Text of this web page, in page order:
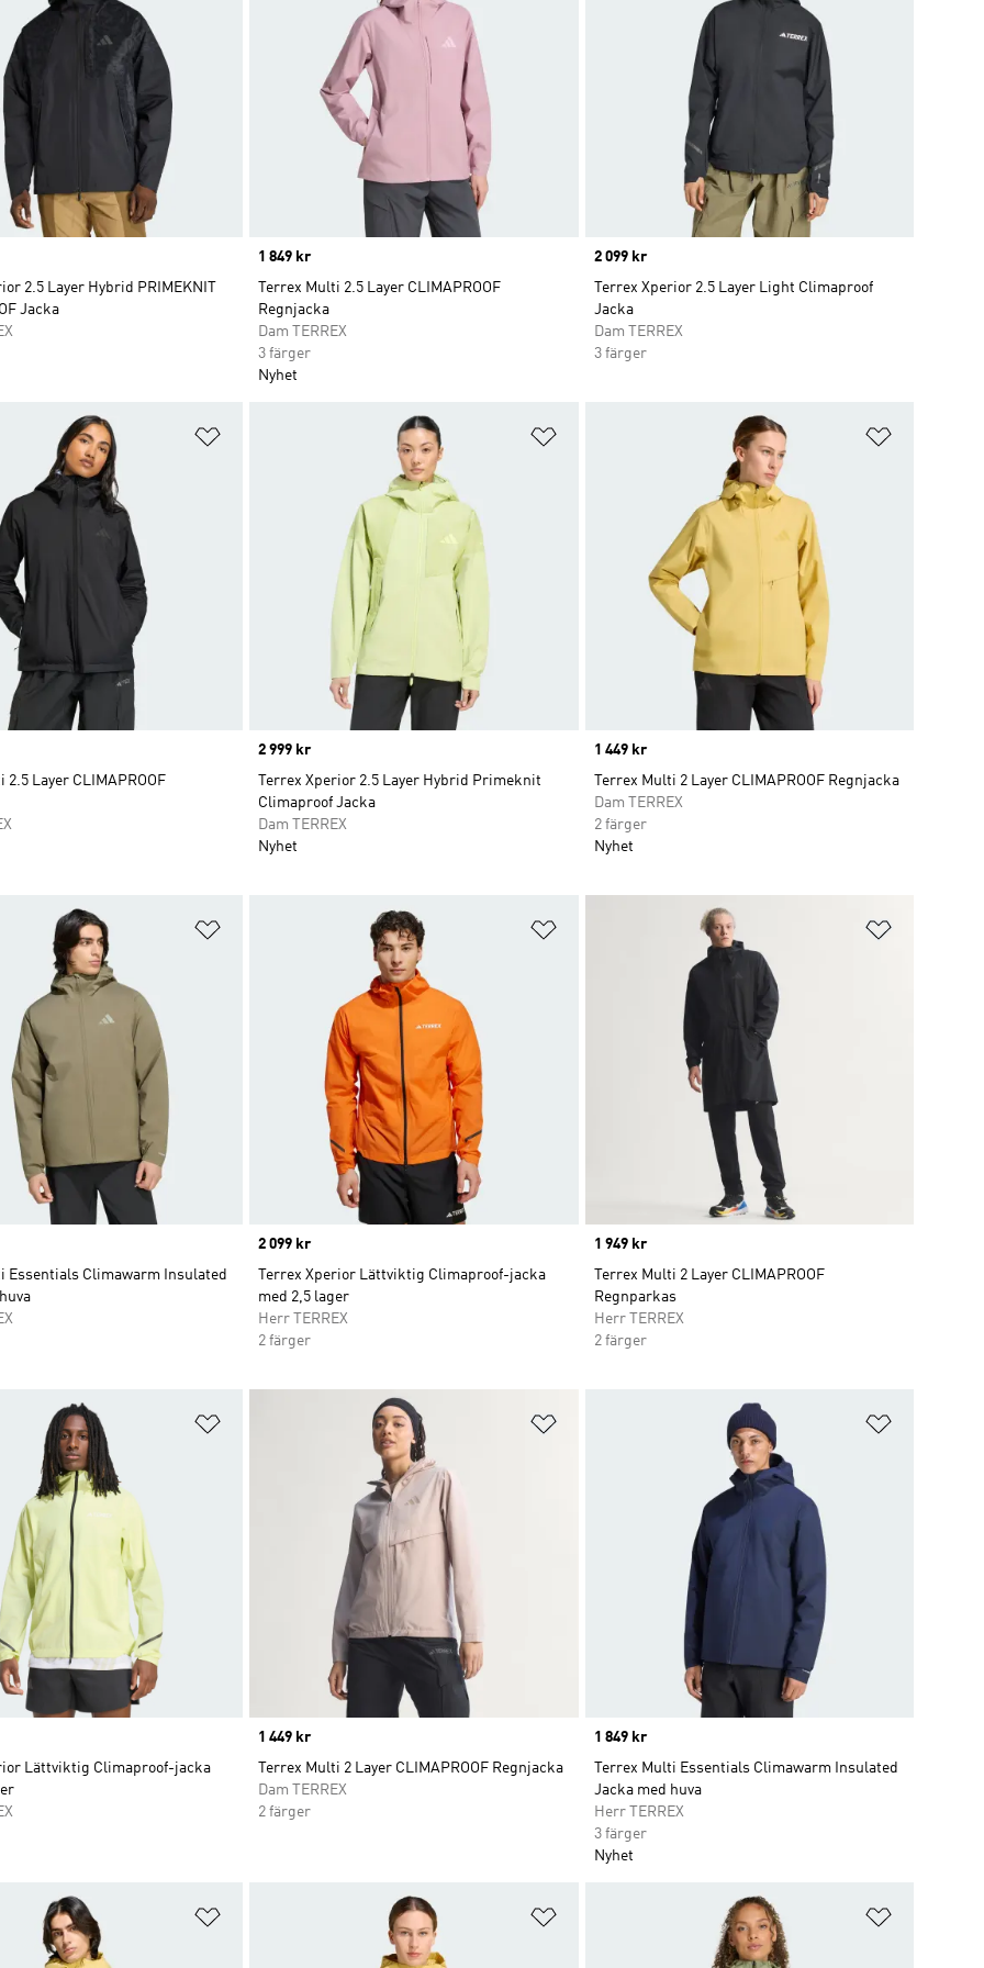
2.5 Layer Hybrid PRIMEKNIT
Jacka
Price
1 849 kr
Terrex Multi 2.5 Layer CLIMAPROOF
Regnjacka
Dam TERREX
3 färger
Nyhet
Price
2 099 kr
Terrex Xperior 2.5 Layer Light Climaproof
Jacka
Dam TERREX
3 färger
Lägg till på önskelistan
2.5 Layer CLIMAPROOF
Lägg till på önskelistan
Price
2 999 kr
Terrex Xperior 2.5 Layer Hybrid Primeknit
Climaproof Jacka
Dam TERREX
Nyhet
Price
1 449 kr
Terrex Multi 2 Layer CLIMAPROOF Regnjacka
Dam TERREX
2 färger
Nyhet
Lägg till på önskelistan
Essentials Climawarm Insulated
Lägg till på önskelistan
Price
2 099 kr
Terrex Xperior Lättviktig Climaproof-jacka
med 2,5 lager
Herr TERREX
2 färger
Price
1 949 kr
Terrex Multi 2 Layer CLIMAPROOF
Regnparkas
Herr TERREX
2 färger
Lägg till på önskelistan
Lättviktig Climaproof-jacka
Lägg till på önskelistan
Price
1 449 kr
Terrex Multi 2 Layer CLIMAPROOF Regnjacka
Dam TERREX
2 färger
Price
1 849 kr
Terrex Multi Essentials Climawarm Insulated
Jacka med huva
Herr TERREX
3 färger
Nyhet
Lägg till på önskelistan Lägg till på önskelistan